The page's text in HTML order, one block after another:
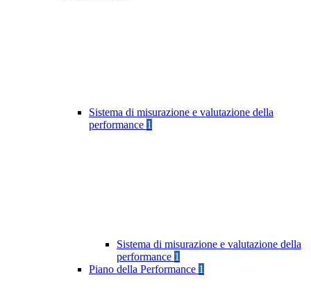
Sistema di misurazione e valutazione della
performance 1
Sistema di misurazione e valutazione della
performance 1
Piano della Performance 1